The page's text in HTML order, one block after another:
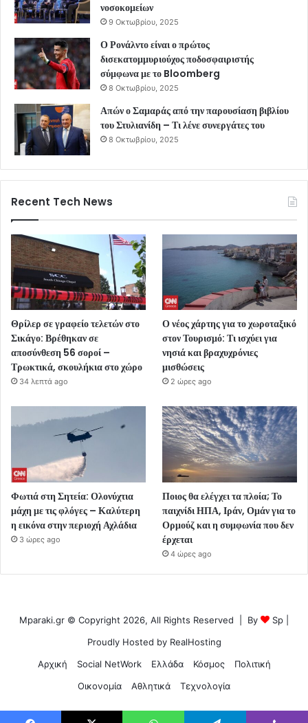
νοσοκομείων
9 Οκτωβρίου, 2025
Ο Ρονάλντο είναι ο πρώτος
δισεκατομμυριούχος ποδοσφαιριστής
σύμφωνα με το Bloomberg
8 Οκτωβρίου, 2025
Απών ο Σαμαράς από την παρουσίαση βιβλίου
του Στυλιανίδη – Τι λένε συνεργάτες του
8 Οκτωβρίου, 2025
Recent Tech News
Θρίλερ σε γραφείο τελετών στο
Σικάγο: Βρέθηκαν σε
αποσύνθεση 56 σοροί –
Τρωκτικά, σκουλήκια στο χώρο
34 λεπτά ago
Ο νέος χάρτης για το χωροταξικό
στον Τουρισμό: Τι ισχύει για
νησιά και βραχυχρόνιες
μισθώσεις
2 ώρες ago
Φωτιά στη Σητεία: Ολονύχτια
μάχη με τις φλόγες – Καλύτερη
η εικόνα στην περιοχή Αχλάδια
3 ώρες ago
Ποιος θα ελέγχει τα πλοία; Το
παιχνίδι ΗΠΑ, Ιράν, Ομάν για το
Ορμούζ και η συμφωνία που δεν
έρχεται
4 ώρες ago
Mparaki.gr © Copyright 2026, All Rights Reserved | By Sp
Proudly Hosted by RealHosting
Αρχική
Social NetWork Ελλάδα Κόσμος
Πολιτική
Οικονομία
Αθλητικά Τεχνολογία